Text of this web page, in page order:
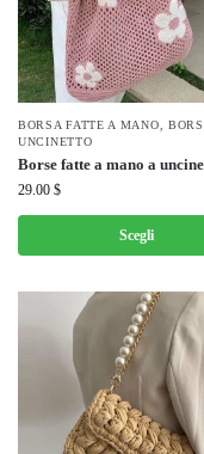
BORSA FATTE A MANO ,
UNCINETTO
Borse fatte a mano a
29.00 $
Scegli